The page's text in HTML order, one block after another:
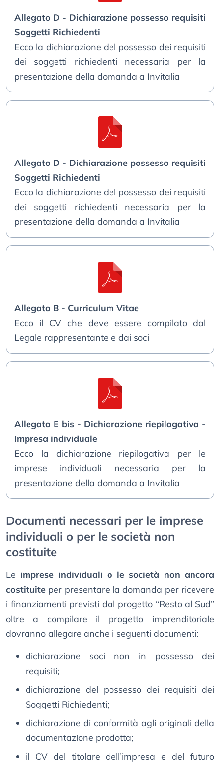
Allegato D - Dichiarazione possesso requisiti
Soggetti Richiedenti
Ecco la dichiarazione del possesso dei requisiti
dei soggetti richiedenti necessaria per la
presentazione della domanda a Invitalia
Allegato D - Dichiarazione possesso requisiti
Soggetti Richiedenti
Ecco la dichiarazione del possesso dei requisiti
dei soggetti richiedenti necessaria per la
presentazione della domanda a Invitalia
Allegato B - Curriculum Vitae
Ecco il CV che deve essere compilato dal
Legale rappresentante e dai soci
Allegato E bis - Dichiarazione riepilogativa -
Impresa individuale
Ecco la dichiarazione riepilogativa per le
imprese individuali necessaria per la
presentazione della domanda a Invitalia
Documenti necessari per le imprese
individuali o per le società non
costituite
Le imprese individuali o le società non ancora
costituite per presentare la domanda per ricevere
i finanziamenti previsti dal progetto “Resto al Sud”
oltre a compilare il progetto imprenditoriale
dovranno allegare anche i seguenti documenti:
dichiarazione soci non in possesso dei
requisiti;
dichiarazione del possesso dei requisiti dei
Soggetti Richiedenti;
dichiarazione di conformità agli originali della
documentazione prodotta;
il CV del titolare dell’impresa e del futuro